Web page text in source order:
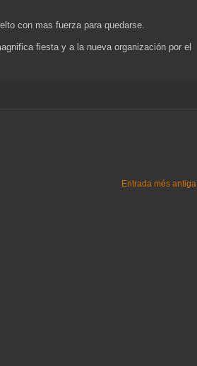
con mas fuerza para quedarse.
fiesta y a la nueva organización por el
Entrada més antiga